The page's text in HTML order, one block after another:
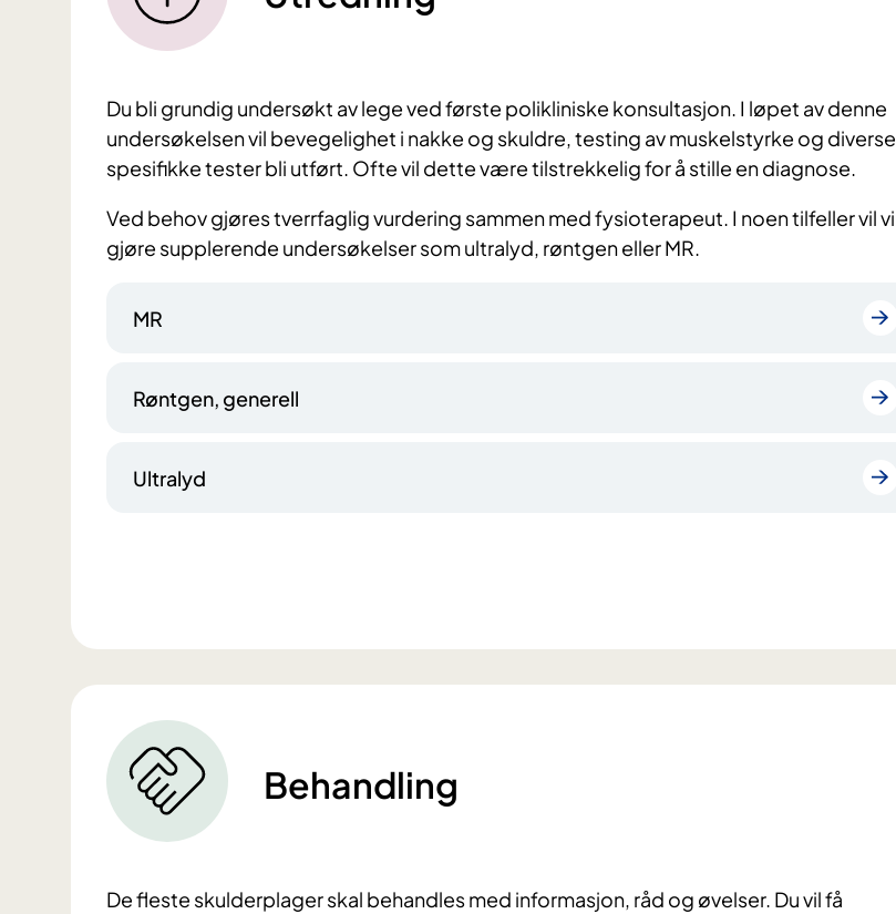
Du bli grundig undersøkt av lege ved første polikliniske konsultasjon. I løpet av denne
undersøkelsen vil bevegelighet i nakke og skuldre, testing av muskelstyrke og diverse
spesifikke tester bli utført. Ofte vil dette være tilstrekkelig for å stille en diagnose.
Ved behov gjøres tverrfaglig vurdering sammen med fysioterapeut. I noen tilfeller vil vi
gjøre supplerende undersøkelser som ultralyd, røntgen eller MR.
MR
Røntgen, generell
Ultralyd
Behandling
De fleste skulderplager skal behandles med informasjon, råd og øvelser. Du vil få